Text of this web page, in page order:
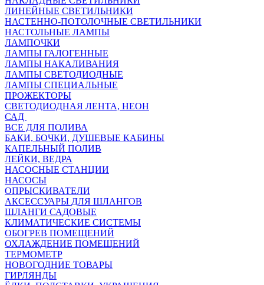
ЛИНЕЙНЫЕ СВЕТИЛЬНИКИ
НАСТЕННО-ПОТОЛОЧНЫЕ СВЕТИЛЬНИКИ
НАСТОЛЬНЫЕ ЛАМПЫ
ЛАМПОЧКИ
ЛАМПЫ ГАЛОГЕННЫЕ
ЛАМПЫ НАКАЛИВАНИЯ
ЛАМПЫ СВЕТОДИОДНЫЕ
ЛАМПЫ СПЕЦИАЛЬНЫЕ
ПРОЖЕКТОРЫ
СВЕТОДИОДНАЯ ЛЕНТА, НЕОН
САД
ВСЕ ДЛЯ ПОЛИВА
БАКИ, БОЧКИ, ДУШЕВЫЕ КАБИНЫ
КАПЕЛЬНЫЙ ПОЛИВ
ЛЕЙКИ, ВЕДРА
НАСОСНЫЕ СТАНЦИИ
НАСОСЫ
ОПРЫСКИВАТЕЛИ
АКСЕССУАРЫ ДЛЯ ШЛАНГОВ
ШЛАНГИ САДОВЫЕ
КЛИМАТИЧЕСКИЕ СИСТЕМЫ
ОБОГРЕВ ПОМЕЩЕНИЙ
ОХЛАЖДЕНИЕ ПОМЕЩЕНИЙ
ТЕРМОМЕТР
НОВОГОДНИЕ ТОВАРЫ
ГИРЛЯНДЫ